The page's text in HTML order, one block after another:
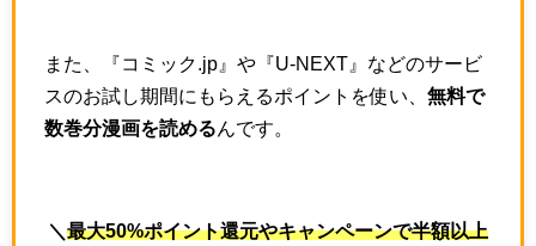
また、『コミック.jp』や『U-NEXT』などのサービ
スのお試し期間にもらえるポイントを使い、 無料で
数巻分漫画を読めるんです。
＼ 最大50%ポイント還元やキャンペーンで半額以上